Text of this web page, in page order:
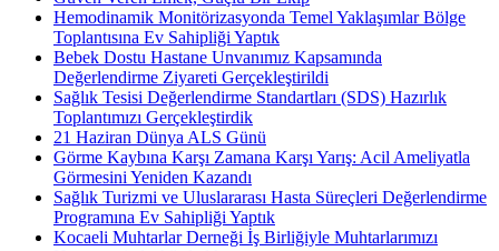
Hemodinamik Monitörizasyonda Temel Yaklaşımlar Bölge
Toplantısına Ev Sahipliği Yaptık
Bebek Dostu Hastane Unvanımız Kapsamında
Değerlendirme Ziyareti Gerçekleştirildi
Sağlık Tesisi Değerlendirme Standartları (SDS) Hazırlık
Toplantımızı Gerçekleştirdik
21 Haziran Dünya ALS Günü
Görme Kaybına Karşı Zamana Karşı Yarış: Acil Ameliyatla
Görmesini Yeniden Kazandı
Sağlık Turizmi ve Uluslararası Hasta Süreçleri Değerlendirme
Programına Ev Sahipliği Yaptık
Kocaeli Muhtarlar Derneği İş Birliğiyle Muhtarlarımızı